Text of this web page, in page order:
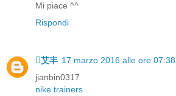
Mi piace ^^
Rispondi
艾丰 17 marzo 2016 alle ore 07:38
jianbin0317
nike trainers